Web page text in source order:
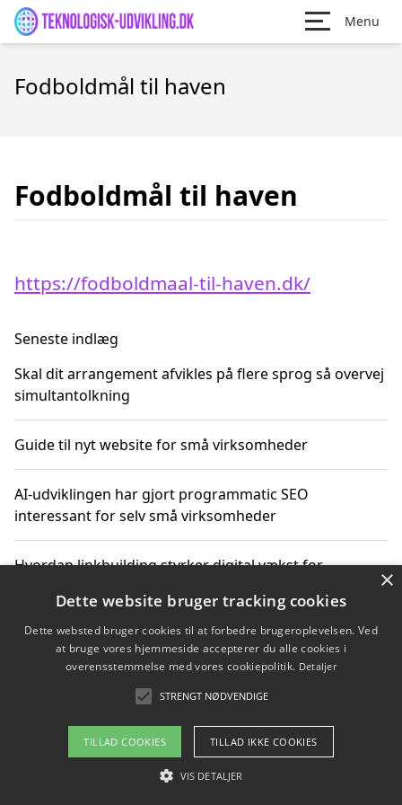
Menu
Fodboldmål til haven
Fodboldmål til haven
https://fodboldmaal-til-haven.dk/
Seneste indlæg
Skal dit arrangement afvikles på flere sprog så overvej
simultantolkning
Guide til nyt website for små virksomheder
AI-udviklingen har gjort programmatic SEO
interessant for selv små virksomheder
Hvordan linkbuilding styrker digital vækst for
Sådan har udviklingen inden for genbrug af elektronik
ændret sig
Copyright 2026 - Pilanto Aps
Om / kontakt
×
Dette website bruger tracking cookies
Dette websted bruger cookies til at forbedre brugeroplevelsen. Ved
at bruge vores hjemmeside accepterer du alle cookies i
overensstemmelse med vores cookiepolitik. Detaljer
STRENGT NØDVENDIGE
TILLAD COOKIES TILLAD IKKE COOKIES
VIS DETALJER